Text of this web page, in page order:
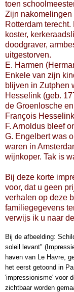
toen
Zijn nakomelingen
Rotterdam
koster,
doodgraver,
uitgestorven.
E. Harmen
Enkele van zijn
blijven in Zutphen
Hesselink (geb.
de Groenlosche
François
F. Arnoldus bleef
G. Engelbert was
waren in
wijnkoper. Tak is
Bij deze korte
voor, dat u geen
verhalen op deze
familiegegevens
verwijs ik u naar de
Bij de afbeelding:
soleil levant"
haven van Le Havre,
het eerst getoond in
'impressionisme' voor
zichtbaar worden